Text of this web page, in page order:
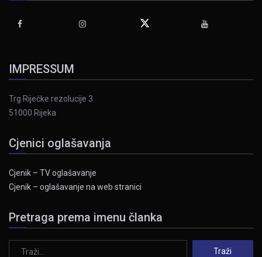
IMPRESSUM
Trg Riječke rezolucije 3
51000 Rijeka
Cjenici oglašavanja
Cjenik – TV oglašavanje
Cjenik – oglašavanje na web stranici
Pretraga prema imenu članka